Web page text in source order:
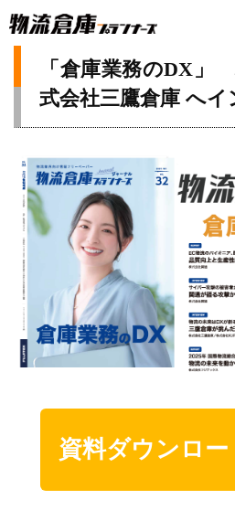
「倉庫業務のDX」
式会社三鷹倉庫 へ
資料ダウンロ